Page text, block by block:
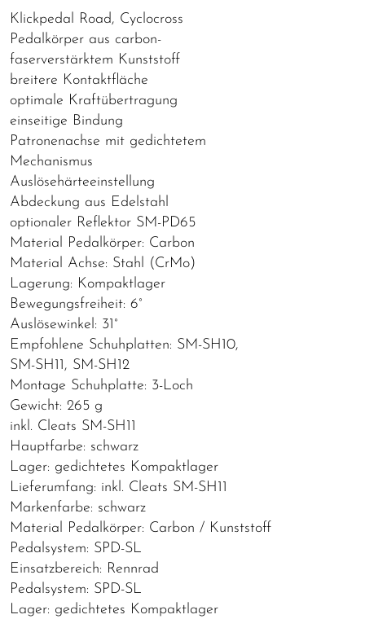
Klickpedal Road, Cyclocross
Pedalkörper aus carbon-
faserverstärktem Kunststoff
breitere Kontaktfläche
optimale Kraftübertragung
einseitige Bindung
Patronenachse mit gedichtetem
Mechanismus
Auslösehärteeinstellung
Abdeckung aus Edelstahl
optionaler Reflektor SM-PD65
Material Pedalkörper: Carbon
Material Achse: Stahl (CrMo)
Lagerung: Kompaktlager
Bewegungsfreiheit: 6°
Auslösewinkel: 31°
Empfohlene Schuhplatten: SM-SH10,
SM-SH11, SM-SH12
Montage Schuhplatte: 3-Loch
Gewicht: 265 g
inkl. Cleats SM-SH11
Hauptfarbe: schwarz
Lager: gedichtetes Kompaktlager
Lieferumfang: inkl. Cleats SM-SH11
Markenfarbe: schwarz
Material Pedalkörper: Carbon / Kunststoff
Pedalsystem: SPD-SL
Einsatzbereich: Rennrad
Pedalsystem: SPD-SL
Lager: gedichtetes Kompaktlager